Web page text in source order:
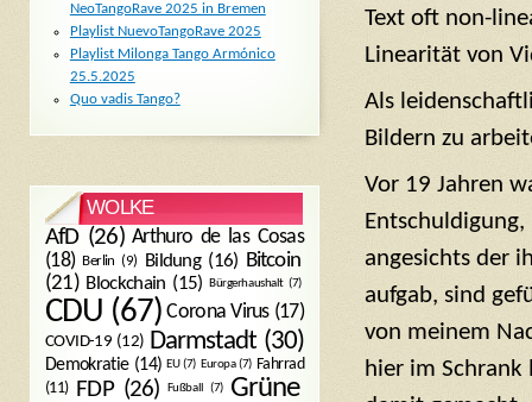
Text oft non-
Linearität von
Als
Bildern zu
Vor 19 Jahren
Entschuldigung,
angesichts der
aufgab, sind
von meinem
hier im
NeoTangoRave 2025 in Bremen
Playlist NuevoTangoRave 2025
Playlist Milonga Tango Armónico
25.5.2025
Quo vadis Tango?
WOLKE
AfD(26) Arthuro de las Cosas
(18) Berlin (9) Bildung(16) Bitcoin
(21) Blockchain (15) Bürgerhaushalt (7)
CDU (67) Corona Virus(17)
COVID-19 (12) Darmstadt (30)
Demokratie(14) EU(7) Europa(7) Fahrrad
(11)
FDP(26) Fußball (7)
Grüne